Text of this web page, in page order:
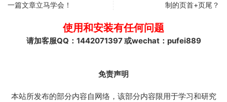
一篇文章立马学会！
制的页首+页尾？
使用和安装有任何问题
请加客服QQ：1442071397 或wechat：pufei889
免责声明
本站所发布的部分内容自网络，该部分内容限用于学习和研究